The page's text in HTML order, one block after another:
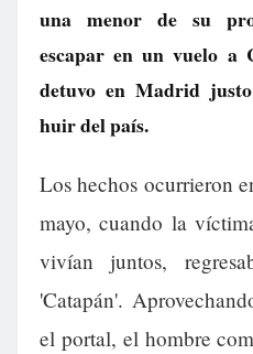
una menor de su
escapar en un vuelo a
detuvo en Madrid
huir del país.
Los hechos ocurrieron
mayo, cuando la
vivían juntos,
'Catapán'.
el portal, el hombre